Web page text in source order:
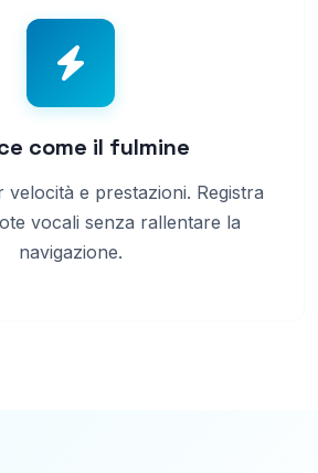
come il fulmine
velocità e prestazioni. Registra
vocali senza rallentare la
navigazione.